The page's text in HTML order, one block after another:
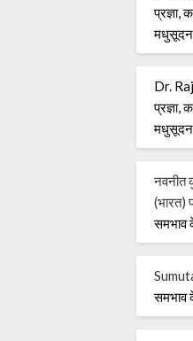
प्रज्ञा,
मधुसूदन
Dr.
प्रज्ञा,
मधुसूदन
नवनीत
(भारत)
समभाव
समभाव